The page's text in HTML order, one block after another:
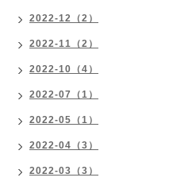
2022-12（2）
2022-11（2）
2022-10（4）
2022-07（1）
2022-05（1）
2022-04（3）
2022-03（3）